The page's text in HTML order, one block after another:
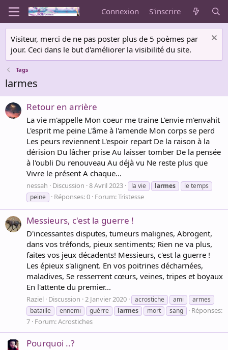
Connexion S'inscrire
Visiteur, merci de ne pas poster plus de 5 poèmes par
jour. Ceci dans le but d'améliorer la visibilité du site.
Tags
larmes
Retour en arrière
La vie m'appelle Mon coeur me traine L'envie m'envahit
L'esprit me peine L'âme à l'amende Mon corps se perd
Les peurs reviennent L'espoir repart De la raison à la
dérision Du lâcher prise Au laisser tomber De la pensée
à l'oubli Du renouveau Au déjà vu Ne reste plus que
Vivre le présent A chaque...
nessah Discussion 8 Avril 2023 la vie larmes
le temps
peine
Réponses: 0 Forum:Tristesse
Messieurs, c'est la guerre !
D'incessantes disputes, tumeurs malignes, Abrogent,
dans vos tréfonds, pieux sentiments; Rien ne va plus,
faites vos jeux décadents! Messieurs, c'est la guerre !
Les épieux s'alignent. En vos poitrines décharnées,
maladives, Se resserrent cœurs, veines, tripes et boyaux
En l'attente du premier...
Raziel Discussion 2 Janvier 2020 acrostiche ami
armes
bataille
ennemi guèrre larmes mort sang
Réponses:
7 Forum:Acrostiches
Pourquoi ..?